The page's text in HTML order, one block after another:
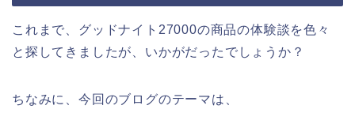
これまで、グッドナイト27000の商品の体験談を色々
と探してきましたが、いかがだったでしょうか？
ちなみに、今回のブログのテーマは、